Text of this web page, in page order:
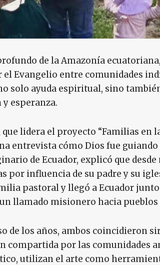
de la Amazonía
Evangelio entre comunidades
solo ayuda espiritual, sino
y esperanza.
lidera el proyecto “Familias en
entrevista cómo Dios fue
de Ecuador, explicó que
por influencia de su padre y su
pastoral y llegó a Ecuador junto
llamado misionero hacia pueblos
de los años, ambos coincidieron
compartida por las comunidades
utilizan el arte como